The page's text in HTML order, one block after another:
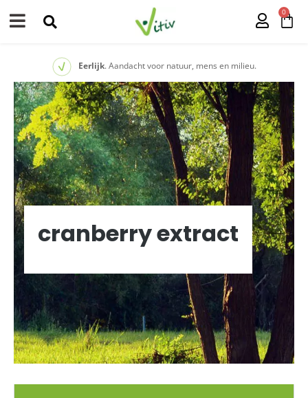
0
Eerlijk. Aandacht voor natuur, mens en milieu.
cranberry extract